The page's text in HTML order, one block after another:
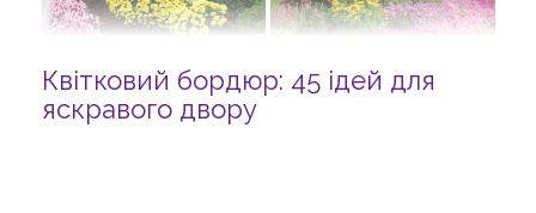
Квітковий бордюр: 45 ідей для
яскравого двору